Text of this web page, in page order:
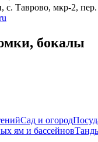
с. Таврово, мкр-2,
бокалы
Сад и огород
ям и бассейнов